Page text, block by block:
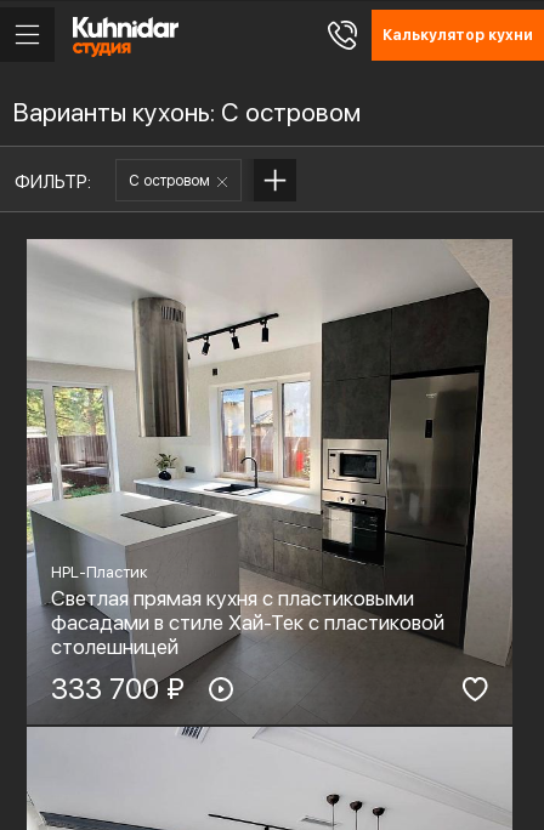
Калькулятор кухни
Варианты кухонь: С островом
ФИЛЬТР: С островом
HPL-Пластик
Светлая прямая кухня с пластиковыми
фасадами в стиле Хай-Тек с пластиковой
столешницей
333 700 ₽